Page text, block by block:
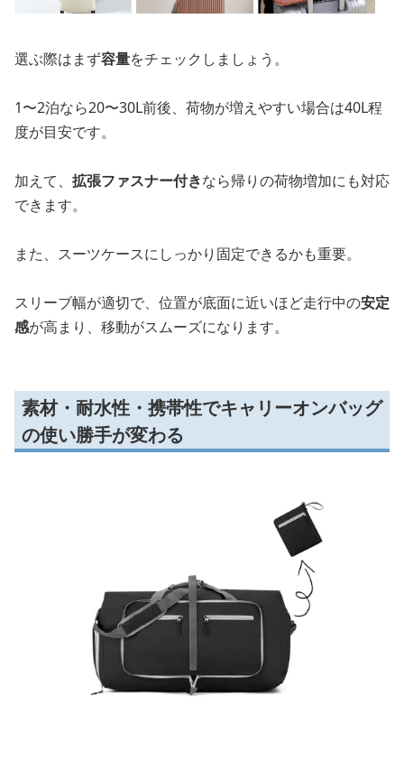
選ぶ際はまず容量をチェックしましょう。
1〜2泊なら20〜30L前後、荷物が増えやすい場合は40L程
度が目安です。
加えて、 拡張ファスナー付きなら帰りの荷物増加にも対応
できます。
また、スーツケースにしっかり固定できるかも重要。
スリーブ幅が適切で、位置が底面に近いほど走行中の安定
感が高まり、移動がスムーズになります。
素材・耐水性・携帯性でキャリーオンバッグ
の使い勝手が変わる